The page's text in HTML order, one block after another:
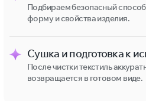
Подбираем безопасный
форму и свойства изделия.
Сушка и подготовка к
После чистки текстиль
возвращается в готовом виде.